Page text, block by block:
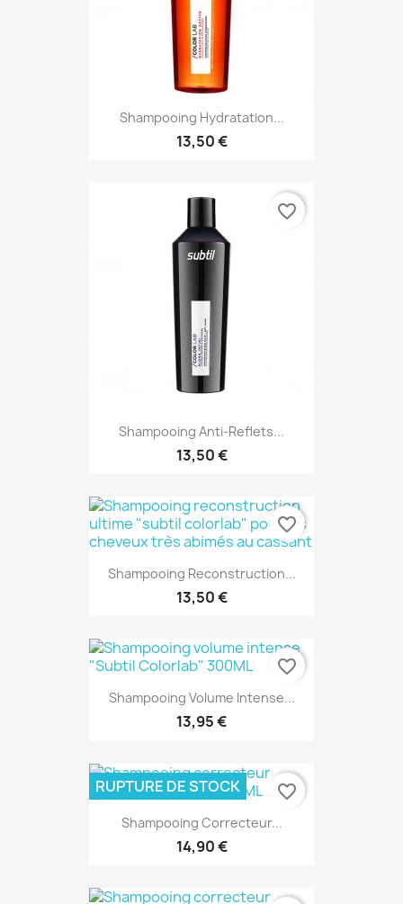
Shampooing Hydratation...
13,50 €
Shampooing Anti-Reflets...
13,50 €
favorite_border
Shampooing Reconstruction...
13,50 €
favorite_border
Shampooing Volume Intense...
13,95 €
favorite_border
Shampooing Correcteur...
14,90 €
RUPTURE DE STOCK favorite_border